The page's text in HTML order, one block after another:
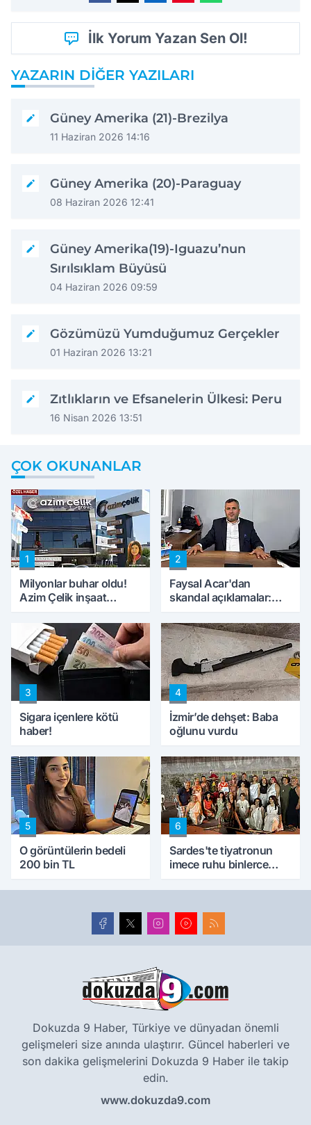
İlk Yorum Yazan Sen Ol!
YAZARIN DIĞER YAZILARI
Güney Amerika (21)-Brezilya
11 Haziran 2026 14:16
Güney Amerika (20)-Paraguay
08 Haziran 2026 12:41
Güney Amerika(19)-Iguazu’nun
Sırılsıklam Büyüsü
04 Haziran 2026 09:59
Gözümüzü Yumduğumuz Gerçekler
01 Haziran 2026 13:21
Zıtlıkların ve Efsanelerin Ülkesi: Peru
16 Nisan 2026 13:51
ÇOK OKUNANLAR
1
Milyonlar buhar oldu!
Azim Çelik inşaat
konuştu
2
Faysal Acar'dan
skandal açıklamalar:
peynircilerimizi de
kıskaca aldı, müdahale
ettik'
3
Sigara içenlere kötü
haber!
4
İzmir’de dehşet: Baba
oğlunu vurdu
5
O görüntülerin bedeli
200 bin TL
6
Sardes'te tiyatronun
imece ruhu binlerce
Dokuzda 9 Haber, Türkiye ve dünyadan önemli
gelişmeleri size anında ulaştırır. Güncel haberleri ve
son dakika gelişmelerini Dokuzda 9 Haber ile takip
edin.
www.dokuzda9.com